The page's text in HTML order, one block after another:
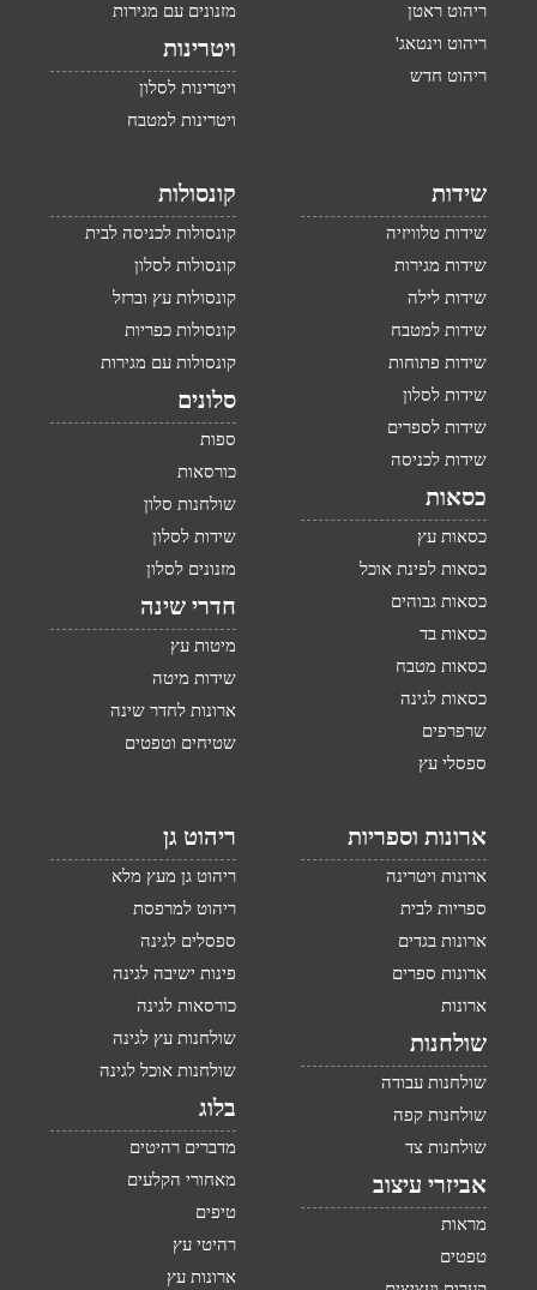
ריהוט ראטן
ריהוט וינטאג'
ריהוט חדש
מזנונים עם מגירות
ויטרינות
ויטרינות לסלון
ויטרינות למטבח
שידות
שידות טלוויזיה
שידות מגירות
שידות לילה
שידות למטבח
שידות פתוחות
שידות לסלון
שידות לספרים
שידות לכניסה
כסאות
כסאות עץ
כסאות לפינת אוכל
כסאות גבוהים
כסאות בד
כסאות מטבח
כסאות לגינה
שרפרפים
ספסלי עץ
קונסולות
קונסולות לכניסה לבית
קונסולות לסלון
קונסולות עץ וברזל
קונסולות כפריות
קונסולות עם מגירות
סלונים
ספות
כורסאות
שולחנות סלון
שידות לסלון
מזנונים לסלון
חדרי שינה
מיטות עץ
שידות מיטה
ארונות לחדר שינה
שטיחים וטפטים
ארונות וספריות
ארונות ויטרינה
ספריות לבית
ארונות בגדים
ארונות ספרים
ארונות
שולחנות
שולחנות עבודה
שולחנות קפה
שולחנות צד
אביזרי עיצוב
מראות
טפטים
ריהוט גן
ריהוט גן מעץ מלא
ריהוט למרפסת
ספסלים לגינה
פינות ישיבה לגינה
כורסאות לגינה
שולחנות עץ לגינה
שולחנות אוכל לגינה
בלוג
מדברים רהיטים
מאחורי הקלעים
טיפים
רהיטי עץ
ארונות עץ